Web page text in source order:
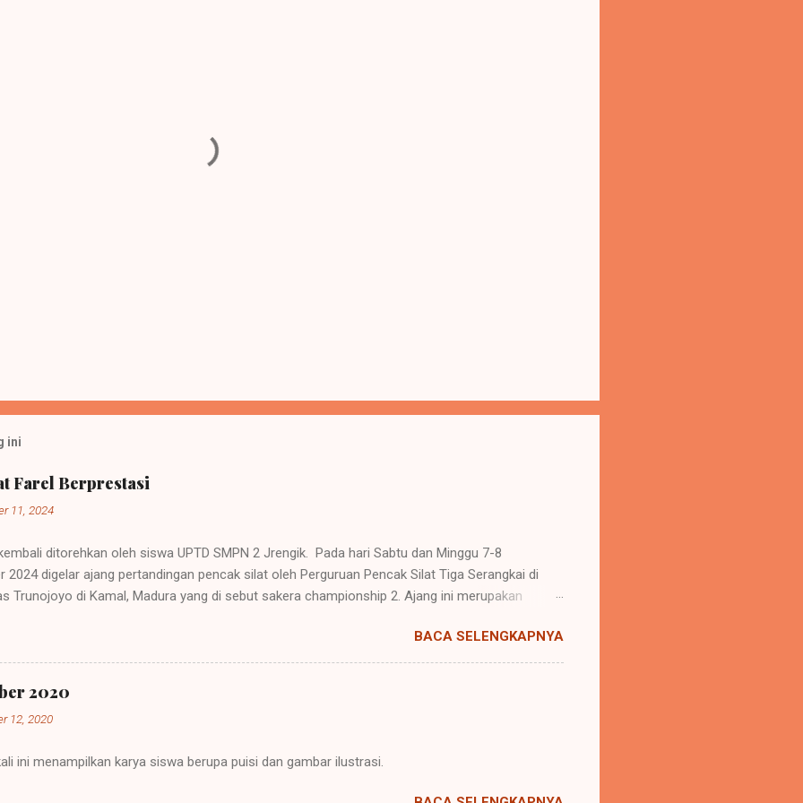
ini
Farel Berprestasi
11, 2024
ditorehkan oleh siswa UPTD SMPN 2 Jrengik. Pada hari Sabtu dan Minggu 7-8
2024 digelar ajang pertandingan pencak silat oleh Perguruan Pencak Silat Tiga Serangkai di
Trunojoyo di Kamal, Madura yang di sebut sakera championship 2. Ajang ini merupakan
pencak silat ikut berpartisipasi dalam memeriahkan acara. Mereka berasal dari daerah madura,
Bojonegoro, Tuban, dan daerah lainnya. Mereka mengirimkan atlit-atlit pemula hingga
sebagai bentuk menambah jam terbang mereka. Peserta kejuaraan mencapai kurang lebih
Muhammad Farel, siswa kelas 9 dari UPTD SMPN 2 Jrengik mendapatkan medali perunggu
tersebut. Farel merupakan pendekar dari perguruan pencak silat Perisai Hati yang
BACA SELENGKAPNYA
2020
12, 2020
ini menampilkan karya siswa berupa puisi dan gambar ilustrasi.